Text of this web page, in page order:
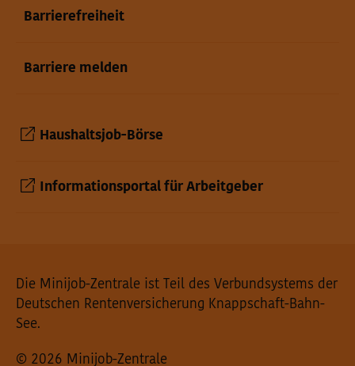
Barrierefreiheit
Barriere melden
Haushaltsjob-Börse
Informationsportal für Arbeitgeber
Seiteninformationen
Die Minijob-Zentrale ist Teil des Verbundsystems der
Deutschen Rentenversicherung Knappschaft-Bahn-
See.
© 2026 Minijob-Zentrale